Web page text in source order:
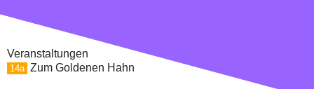
Veranstaltungen
14a Zum Goldenen Hahn